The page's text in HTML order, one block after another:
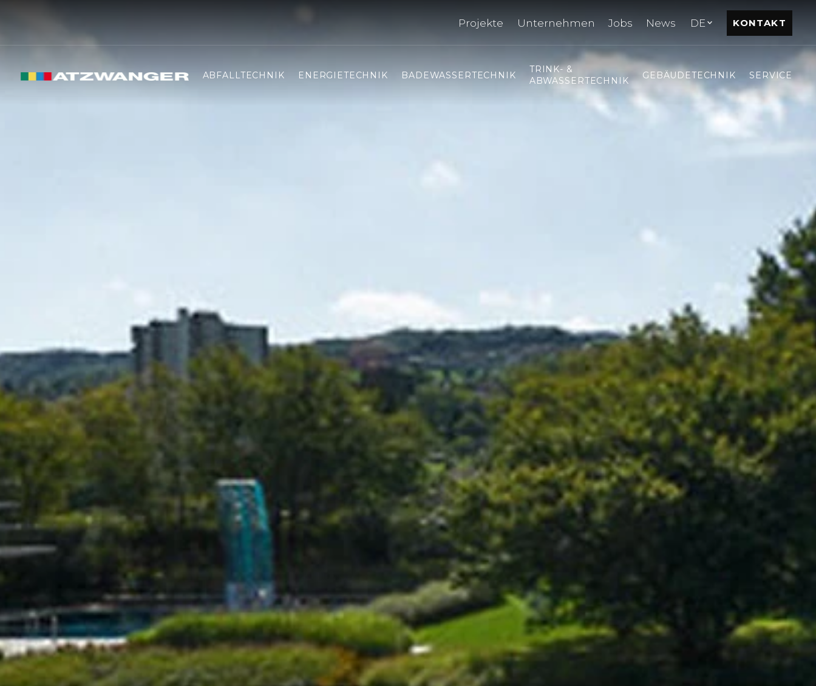
Projekte Unternehmen Jobs News DE KONTAKT
ABFALLTECHNIK ENERGIETECHNIK BADEWASSERTECHNIK
TRINK- &
ABWASSERTECHNIK
GEBÄUDETECHNIK SERVICE